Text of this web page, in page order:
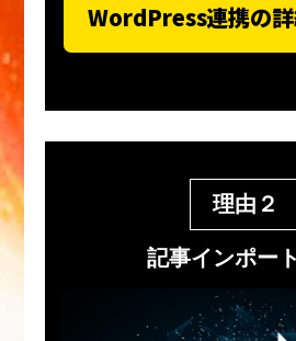
WordPress連携の
理由２
記事インポー